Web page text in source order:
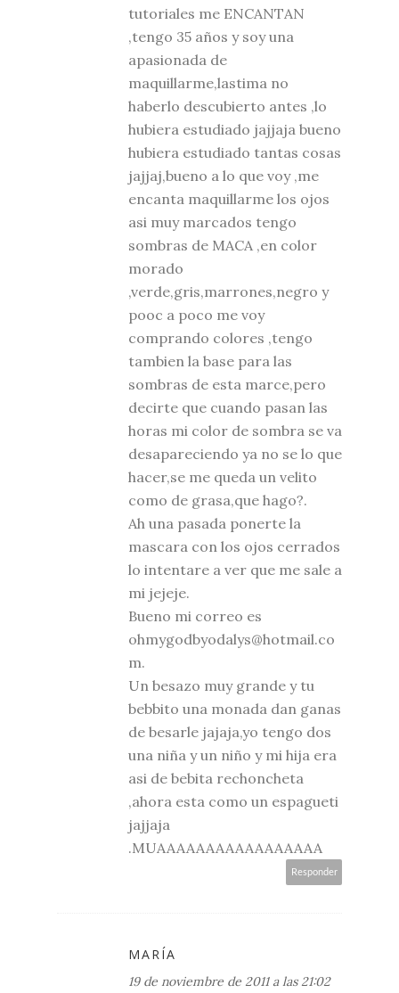
tutoriales me ENCANTAN
,tengo 35 años y soy una
apasionada de
maquillarme,lastima no
haberlo descubierto antes ,lo
hubiera estudiado jajjaja bueno
hubiera estudiado tantas cosas
jajjaj,bueno a lo que voy ,me
encanta maquillarme los ojos
asi muy marcados tengo
sombras de MACA ,en color
morado
,verde,gris,marrones,negro y
pooc a poco me voy
comprando colores ,tengo
tambien la base para las
sombras de esta marce,pero
decirte que cuando pasan las
horas mi color de sombra se va
desapareciendo ya no se lo que
hacer,se me queda un velito
como de grasa,que hago?.
Ah una pasada ponerte la
mascara con los ojos cerrados
lo intentare a ver que me sale a
mi jejeje.
Bueno mi correo es
ohmygodbyodalys@hotmail.co
m.
Un besazo muy grande y tu
bebbito una monada dan ganas
de besarle jajaja,yo tengo dos
una niña y un niño y mi hija era
asi de bebita rechoncheta
,ahora esta como un espagueti
jajjaja
.MUAAAAAAAAAAAAAAAAA
Responder
MARÍA
19 de noviembre de 2011 a las 21:02